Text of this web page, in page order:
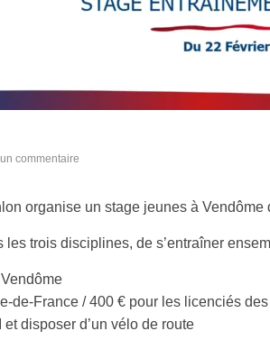
commentaire
organise un stage jeunes à
les trois disciplines, de s’entraîner
de-France / 400 € pour les licenciés
disposer d’un vélo de route